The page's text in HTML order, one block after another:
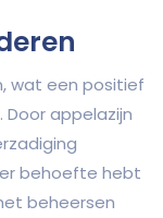
wat een positief
appelazijn
behoefte hebt
beheersen